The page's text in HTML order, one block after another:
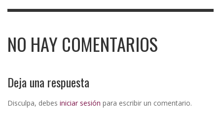
NO HAY COMENTARIOS
Deja una respuesta
Disculpa, debes iniciar sesión para escribir un comentario.